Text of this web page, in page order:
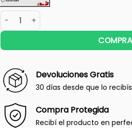
Devoluciones Gratis
30 días desde que lo
Compra Protegida
Recibí el producto en